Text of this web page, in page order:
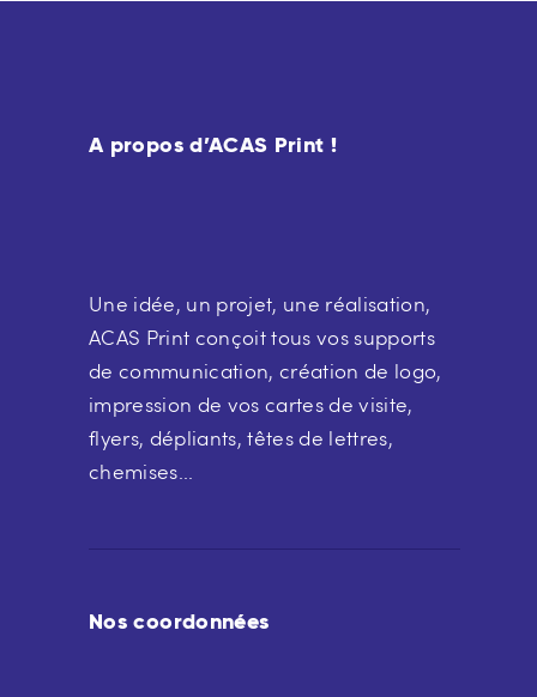
A propos d’ACAS Print !
Une idée, un projet, une réalisation,
ACAS Print conçoit tous vos supports
de communication, création de logo,
impression de vos cartes de visite,
flyers, dépliants, têtes de lettres,
chemises...
Nos coordonnées